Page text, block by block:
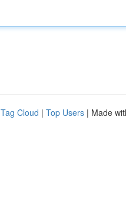
Tag Cloud | Top Users | Made